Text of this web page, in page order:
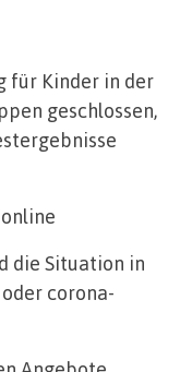
für Kinder in der
geschlossen,
die Situation in
corona-